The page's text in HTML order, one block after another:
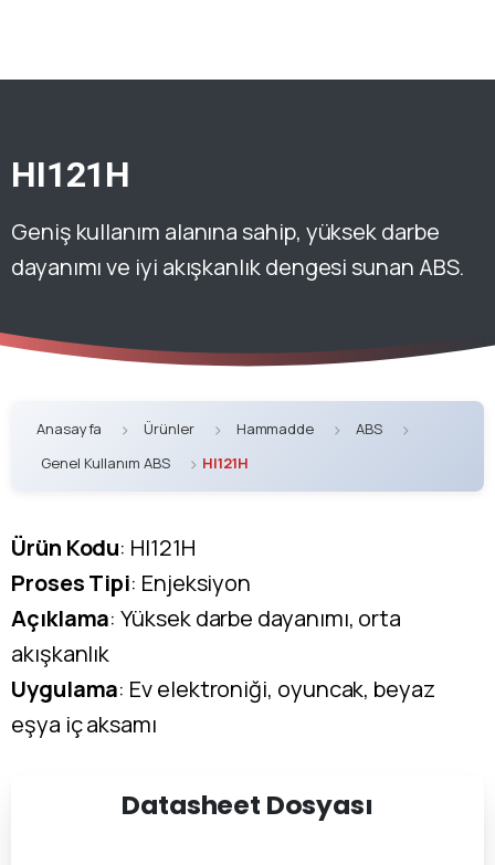
HI121H
Geniş kullanım alanına sahip, yüksek darbe
dayanımı ve iyi akışkanlık dengesi sunan ABS.
Anasayfa Ürünler Hammadde
ABS
Genel Kullanım ABS
HI121H
Ürün Kodu: HI121H
Proses Tipi: Enjeksiyon
Açıklama: Yüksek darbe dayanımı, orta
akışkanlık
Uygulama: Ev elektroniği, oyuncak, beyaz
eşya iç aksamı
Datasheet Dosyası